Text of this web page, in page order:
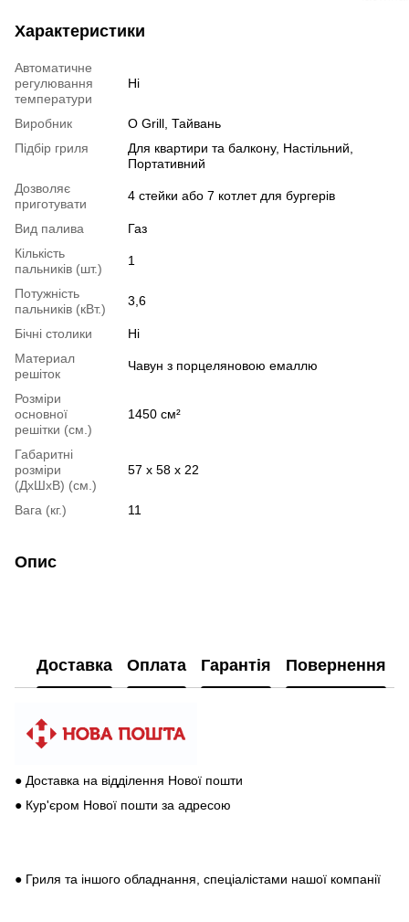
Характеристики
Автоматичне
регулювання
температури
Ні
Виробник
O Grill, Тайвань
Підбір гриля
Для квартири та балкону, Настільний,
Портативний
Дозволяє
приготувати
4 стейки або 7 котлет для бургерів
Вид палива
Газ
Кількість
пальників (шт.)
1
Потужність
пальників (кВт.)
3,6
Бічні столики
Ні
Материал
решіток
Чавун з порцеляновою емаллю
Розміри
основної
решітки (см.)
1450 см²
Габаритні
розміри
(ДхШхВ) (см.)
57 х 58 x 22
Вага (кг.) 11
Опис
Доставка Оплата Гарантія Повернення
● Доставка на відділення Нової пошти
● Кур'єром Нової пошти за адресою
● Гриля та іншого обладнання, спеціалістами нашої компанії